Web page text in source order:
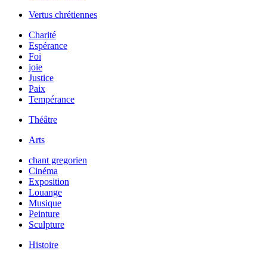
Vertus chrétiennes
Charité
Espérance
Foi
joie
Justice
Paix
Tempérance
Théâtre
Arts
chant gregorien
Cinéma
Exposition
Louange
Musique
Peinture
Sculpture
Histoire